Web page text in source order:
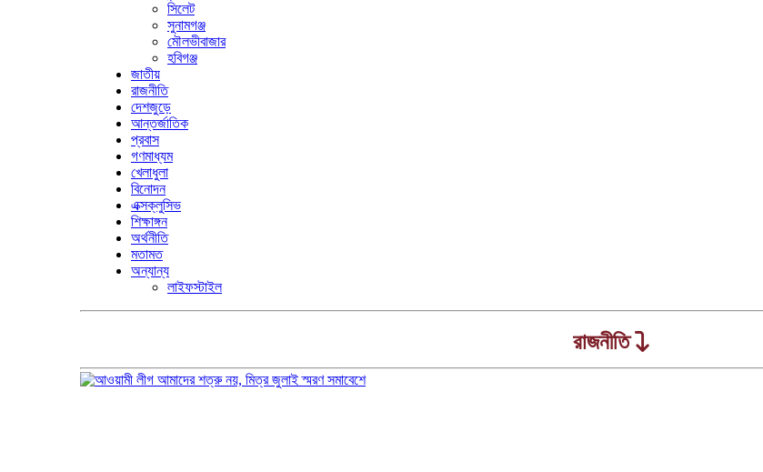
সিলেট
সুনামগঞ্জ
মৌলভীবাজার
হবিগঞ্জ
জাতীয়
রাজনীতি
দেশজুড়ে
আন্তর্জাতিক
প্রবাস
গণমাধ্যম
খেলাধুলা
বিনোদন
এক্সক্লুসিভ
শিক্ষাঙ্গন
অর্থনীতি
মতামত
অন্যান্য
লাইফস্টাইল
রাজনীতি